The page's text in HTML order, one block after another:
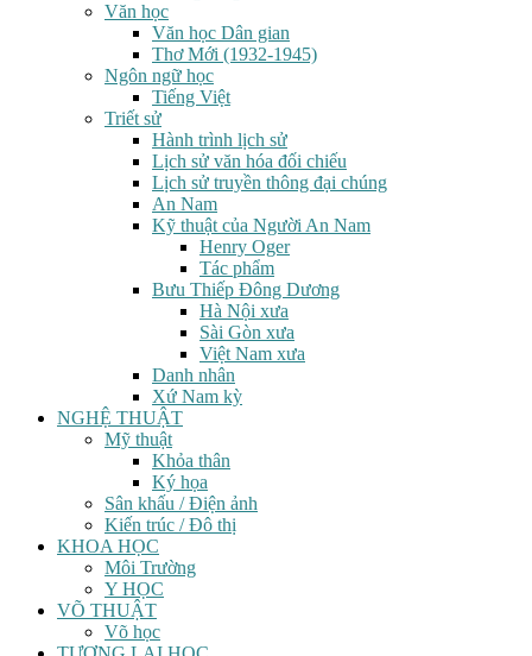
Văn học
Văn học Dân gian
Thơ Mới (1932-1945)
Ngôn ngữ học
Tiếng Việt
Triết sử
Hành trình lịch sử
Lịch sử văn hóa đối chiếu
Lịch sử truyền thông đại chúng
An Nam
Kỹ thuật của Người An Nam
Henry Oger
Tác phẩm
Bưu Thiếp Đông Dương
Hà Nội xưa
Sài Gòn xưa
Việt Nam xưa
Danh nhân
Xứ Nam kỳ
NGHỆ THUẬT
Mỹ thuật
Khỏa thân
Ký họa
Sân khấu / Điện ảnh
Kiến trúc / Đô thị
KHOA HỌC
Môi Trường
Y HỌC
VÕ THUẬT
Võ học